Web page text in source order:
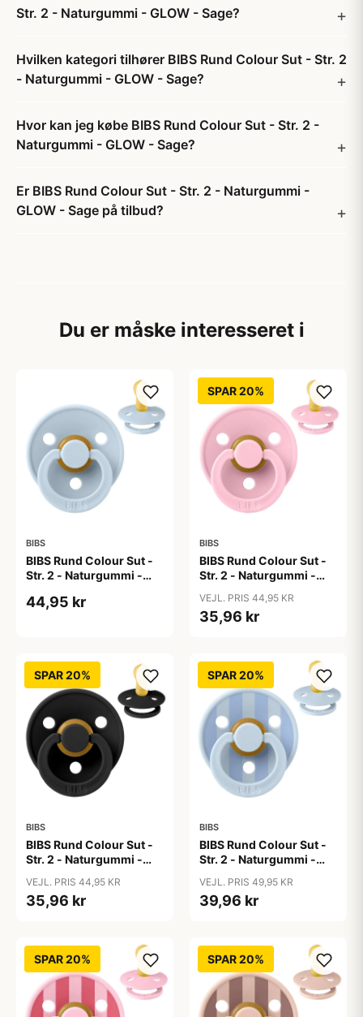
Str. 2 - Naturgummi - GLOW - Sage?
Hvilken kategori tilhører BIBS Rund Colour Sut - Str. 2
- Naturgummi - GLOW - Sage?
Hvor kan jeg købe BIBS Rund Colour Sut - Str. 2 -
Naturgummi - GLOW - Sage?
Er BIBS Rund Colour Sut - Str. 2 - Naturgummi -
GLOW - Sage på tilbud?
Du er måske interesseret i
BIBS
BIBS Rund Colour Sut -
Str. 2 - Naturgummi -
44,95 kr
SPAR 20%
BIBS
BIBS Rund Colour Sut -
Str. 2 - Naturgummi -
VEJL. PRIS 44,95 KR
35,96 kr
SPAR 20%
BIBS
BIBS Rund Colour Sut -
Str. 2 - Naturgummi -
VEJL. PRIS 44,95 KR
35,96 kr
SPAR 20%
BIBS
BIBS Rund Colour Sut -
Str. 2 - Naturgummi -
Blue/Dusty Blue
VEJL. PRIS 49,95 KR
39,96 kr
SPAR 20% SPAR 20%